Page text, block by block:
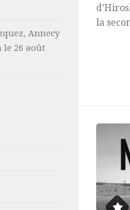
la
Annecy
le 26 août